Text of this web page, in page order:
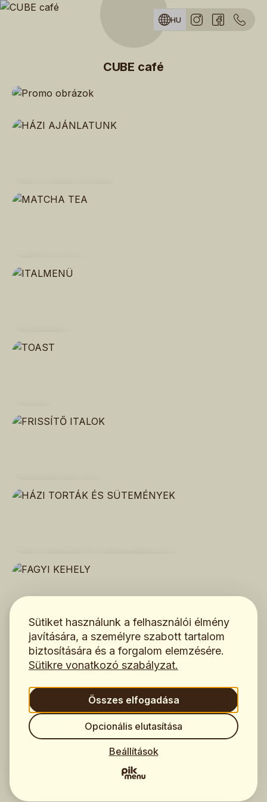
Sütiket használunk a felhasználói élmény
javítására, a személyre szabott tartalom
biztosítására és a forgalom elemzésére.
Sütikre vonatkozó szabályzat.
Összes elfogadása
Opcionális elutasítása
Beállítások
Skip to menu
HU
CUBE café
HÁZI AJÁNLATUNK
MATCHA TEA
ITALMENÜ
TOAST
FRISSÍTŐ ITALOK
HÁZI TORTÁK ÉS SÜTEMÉNYEK
FAGYI KEHELY
IQOS ILUMA
ÉRTÉKELÉS⭐️ VISSZAJELZÉS
Létrehozva a következővel: